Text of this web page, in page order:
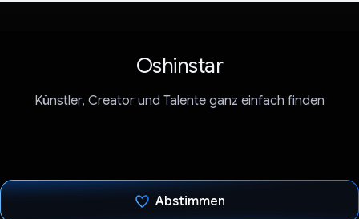
Oshinstar
Künstler, Creator und Talente ganz einfach finden
Abstimmen